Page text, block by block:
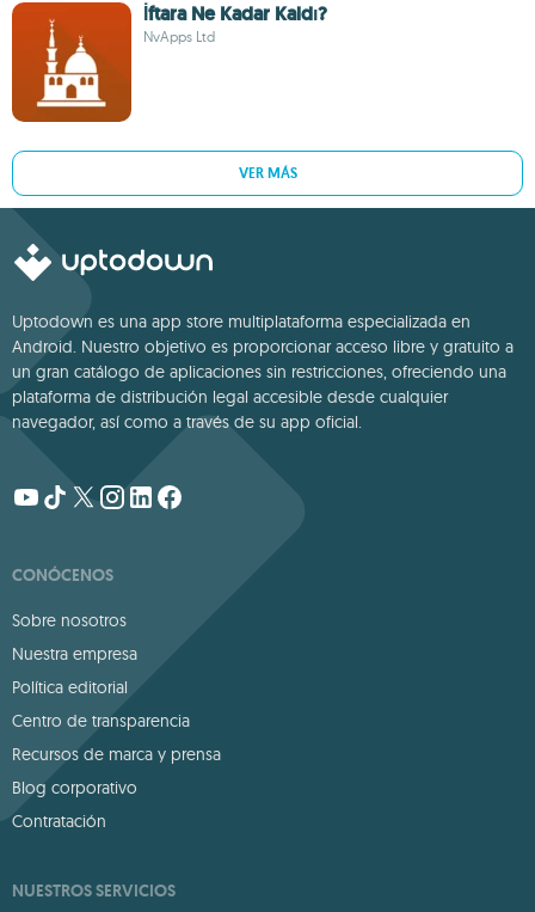
İftara Ne Kadar Kaldı?
NvApps Ltd
VER MÁS
Uptodown es una app store multiplataforma especializada en
Android. Nuestro objetivo es proporcionar acceso libre y gratuito a
un gran catálogo de aplicaciones sin restricciones, ofreciendo una
plataforma de distribución legal accesible desde cualquier
navegador, así como a través de su app oficial.
CONÓCENOS
Sobre nosotros
Nuestra empresa
Política editorial
Centro de transparencia
Recursos de marca y prensa
Blog corporativo
Contratación
NUESTROS SERVICIOS